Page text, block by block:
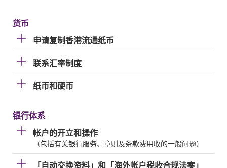
货币
申请复制香港流通纸币
联系汇率制度
纸币和硬币
银行体系
帐户的开立和操作
（包括有关银行服务、章则及条款费用收的一般问题）
「自动交换资料」和「海外帐户税收合规法案」